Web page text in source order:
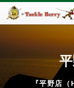
『平野店